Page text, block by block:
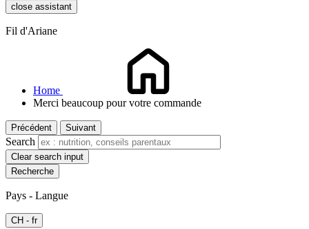
close assistant
Fil d'Ariane
Home
Merci beaucoup pour votre commande
Précédent Suivant
Search
Clear search input
Pays - Langue
CH - fr